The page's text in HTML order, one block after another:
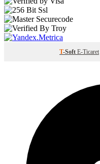
T-Soft E-Ticaret